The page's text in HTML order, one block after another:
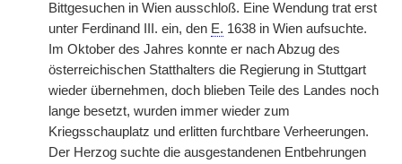
Bittgesuchen in Wien ausschloß. Eine Wendung trat erst
unter Ferdinand III. ein, den E. 1638 in Wien aufsuchte.
Im Oktober des Jahres konnte er nach Abzug des
österreichischen Statthalters die Regierung in Stuttgart
wieder übernehmen, doch blieben Teile des Landes noch
lange besetzt, wurden immer wieder zum
Kriegsschauplatz und erlitten furchtbare Verheerungen.
Der Herzog suchte die ausgestandenen Entbehrungen